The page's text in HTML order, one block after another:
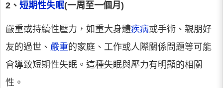
2、 短期性失眠(一周至一個月)
嚴重或持續性壓力，如重大身體疾病或手術、親朋好
友的過世、 嚴重的家庭、工作或人際關係問題等可能
會導致短期性失眠。這種失眠與壓力有明顯的相關
性。